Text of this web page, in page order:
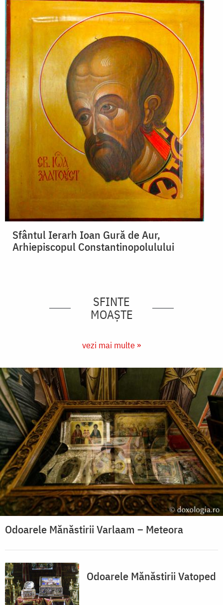
Sfântul Ierarh Ioan Gură de Aur,
Arhiepiscopul Constantinopolulului
SFINTE
MOAȘTE
vezi mai multe »
Odoarele Mănăstirii Varlaam – Meteora
Odoarele Mănăstirii Vatoped